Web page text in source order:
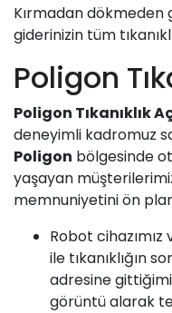
Kırmadan dökmeden
giderinizin tüm
Poligon
Poligon Tıkanıklık
deneyimli kadromuz
Poligon bölgesinde
yaşayan
memnuniyetini ön
Robot
ile tıkanıklığın
adresine
görüntü alarak